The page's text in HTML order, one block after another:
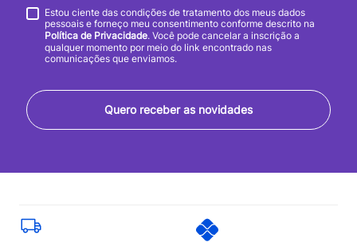
Quero receber as novidades
Estou ciente das condições de tratamento dos meus dados
pessoais e forneço meu consentimento conforme descrito na
Política de Privacidade. Você pode cancelar a inscrição a
qualquer momento por meio do link encontrado nas
comunicações que enviamos.